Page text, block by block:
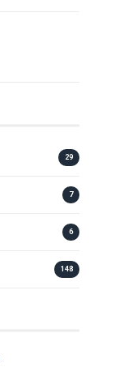
29
7
6
148